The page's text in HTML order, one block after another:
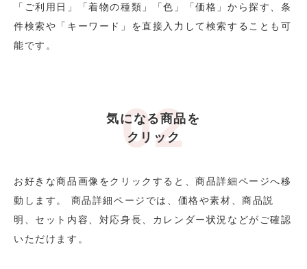
「ご利用日」「着物の種類」「色」「価格」から探す、条
件検索や「キーワード」を直接入力して検索することも可
能です。
気になる商品を
クリック
お好きな商品画像をクリックすると、商品詳細ページへ移
動します。 商品詳細ページでは、価格や素材、商品説
明、セット内容、対応身長、カレンダー状況などがご確認
いただけます。